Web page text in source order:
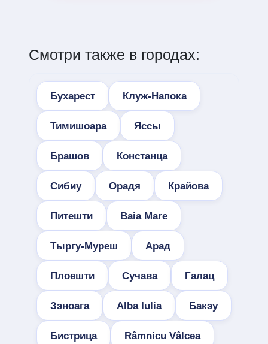
Смотри также в городах:
Бухарест Клуж-Напока
Тимишоара Яссы
Брашов Констанца
Сибиу Орадя Крайова
Питешти Baia Mare
Тыргу-Муреш Арад
Плоешти Сучава Галац
Зэноага Alba Iulia Бакэу
Бистрица Râmnicu Vâlcea